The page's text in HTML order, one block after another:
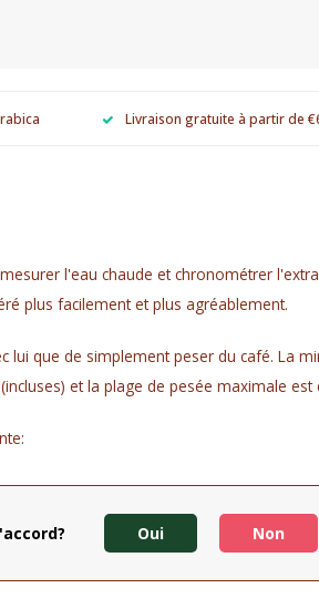
Livraison gratuite à partir de
l'eau chaude et chronométrer
plus facilement et plus agréablement.
que de simplement peser du café. La
et la plage de pesée maximale
Oui Non